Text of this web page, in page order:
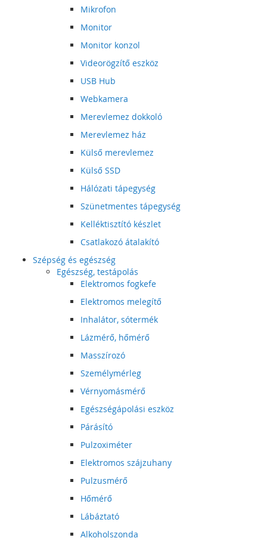
Mikrofon
Monitor
Monitor konzol
Videorögzítő eszköz
USB Hub
Webkamera
Merevlemez dokkoló
Merevlemez ház
Külső merevlemez
Külső SSD
Hálózati tápegység
Szünetmentes tápegység
Kelléktisztító készlet
Csatlakozó átalakító
Szépség és egészség
Egészség, testápolás
Elektromos fogkefe
Elektromos melegítő
Inhalátor, sótermék
Lázmérő, hőmérő
Masszírozó
Személymérleg
Vérnyomásmérő
Egészségápolási eszköz
Párásító
Pulzoximéter
Elektromos szájzuhany
Pulzusmérő
Hőmérő
Lábáztató
Alkoholszonda